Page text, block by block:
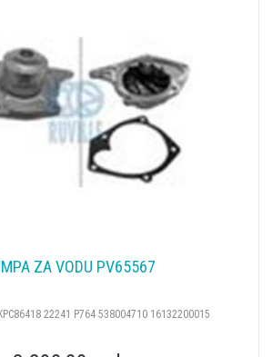
ZA VODU PV65567
22241 P764 538004710 16132200015